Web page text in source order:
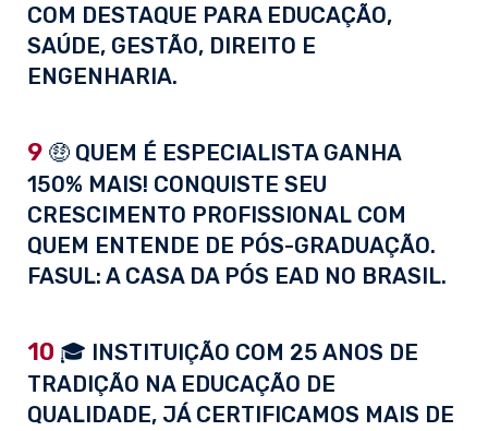
COM DESTAQUE PARA EDUCAÇÃO,
SAÚDE, GESTÃO, DIREITO E
ENGENHARIA.
9 🤑 QUEM É ESPECIALISTA GANHA
150% MAIS! CONQUISTE SEU
CRESCIMENTO PROFISSIONAL COM
QUEM ENTENDE DE PÓS-GRADUAÇÃO.
FASUL: A CASA DA PÓS EAD NO BRASIL.
10 🎓 INSTITUIÇÃO COM 25 ANOS DE
TRADIÇÃO NA EDUCAÇÃO DE
QUALIDADE, JÁ CERTIFICAMOS MAIS DE